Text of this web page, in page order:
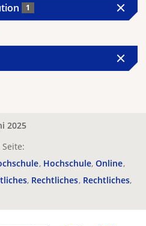
1
2025
Hochschule Online
Rechtliches Rechtliches